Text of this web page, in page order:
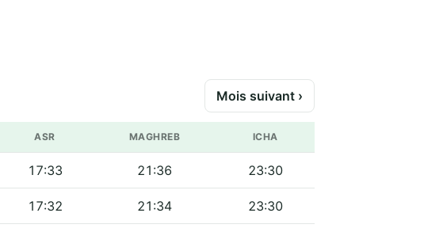
Mois suivant ›
ASR MAGHREB ICHA
17:33 21:36 23:30
17:32 21:34 23:30